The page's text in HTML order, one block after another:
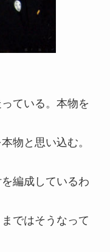
ている。本物を
物と思い込む。
編成しているわ
ではそうなって